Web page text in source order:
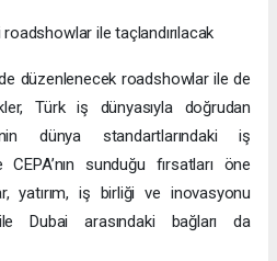
ile taçlandırılacak
düzenlenecek roadshowlar ile de
Türk iş dünyasıyla doğrudan
dünya standartlarındaki iş
sunduğu fırsatları öne
yatırım, iş birliği ve inovasyonu
Dubai arasındaki bağları da